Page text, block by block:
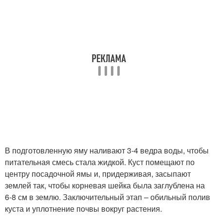
В подготовленную яму наливают 3-4 ведра воды, чтобы
питательная смесь стала жидкой. Куст помещают по
центру посадочной ямы и, придерживая, засыпают
землей так, чтобы корневая шейка была заглублена на
6-8 см в землю. Заключительный этап – обильный полив
куста и уплотнение почвы вокруг растения.